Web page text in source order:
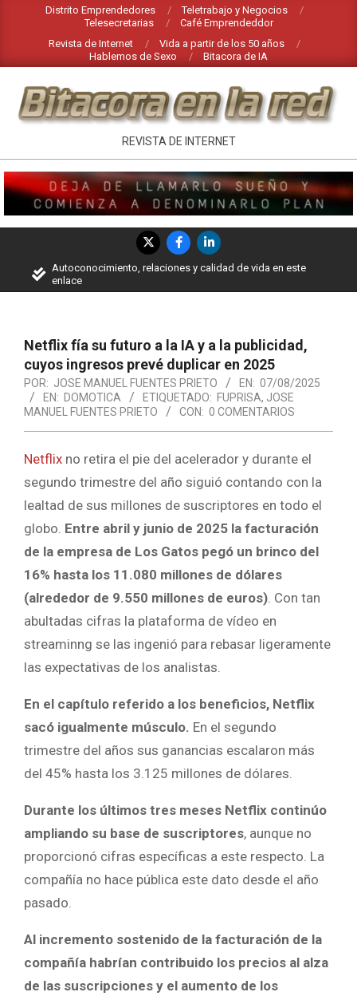
contenido
Distrito Emprendedores
Teletrabajo y Negocios
Telesecretarias
Café Emprendeddor
Revista de Internet
Vida a partir de los 50 años
Hablemos de Sexo
Bitacora de IA
INTERNET
EN
BITACORA
EN
RED
REVISTA DE INTERNET
navegación
principal
Autoconocimiento, relaciones y calidad de vida en este
enlace
Netflix fía su futuro a la IA y a la publicidad,
cuyos ingresos prevé duplicar en 2025
POR: JOSE MANUEL FUENTES PRIETO EN: 07/08/2025
EN: DOMOTICA ETIQUETADO: FUPRISA, JOSE
MANUEL FUENTES PRIETO
CON: 0 COMENTARIOS
Netflix no retira el pie del acelerador y durante el
segundo trimestre del año siguió contando con la
lealtad de sus millones de suscriptores en todo el
globo. Entre abril y junio de 2025 la facturación
de la empresa de Los Gatos pegó un brinco del
16% hasta los 11.080 millones de dólares
(alrededor de 9.550 millones de euros) . Con tan
abultadas cifras la plataforma de vídeo en
streaminng se las ingenió para rebasar ligeramente
las expectativas de los analistas.
En el capítulo referido a los beneficios, Netflix
sacó igualmente músculo. En el segundo
trimestre del años sus ganancias escalaron más
del 45% hasta los 3.125 millones de dólares.
Durante los últimos tres meses Netflix continúo
ampliando su base de suscriptores, aunque no
proporcionó cifras específicas a este respecto. La
compañía no hace pública este dato desde el año
pasado.
Al incremento sostenido de la facturación de la
compañía habrían contribuido los precios al alza
de las suscripciones y el aumento de los